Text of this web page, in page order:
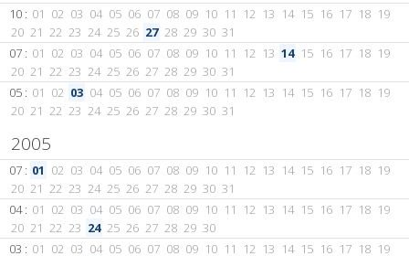
10 : 01 02 03 04 05 06 07 08 09 10 11 12 13 14 15 16 17 18 19
20 21 22 23 24 25 26 27 28 29 30 31
07 : 01 02 03 04 05 06 07 08 09 10 11 12 13 14 15 16 17 18 19
20 21 22 23 24 25 26 27 28 29 30 31
05 : 01 02 03 04 05 06 07 08 09 10 11 12 13 14 15 16 17 18 19
20 21 22 23 24 25 26 27 28 29 30 31
2005
07 : 01 02 03 04 05 06 07 08 09 10 11 12 13 14 15 16 17 18 19
20 21 22 23 24 25 26 27 28 29 30 31
04 : 01 02 03 04 05 06 07 08 09 10 11 12 13 14 15 16 17 18 19
20 21 22 23 24 25 26 27 28 29 30
03 : 01 02 03 04 05 06 07 08 09 10 11 12 13 14 15 16 17 18 19